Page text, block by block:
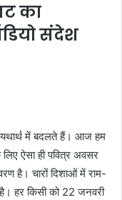
का
संदेश
यथार्थ में बदलते हैं। आज हम
ऐसा ही पवित्र अवसर
है। चारों दिशाओं में राम-
हर किसी को 22 जनवरी